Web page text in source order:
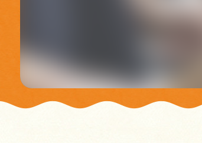
奈良の動物病院･